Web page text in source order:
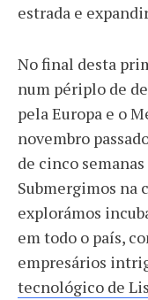
estrada e
No final desta
num périplo de
pela Europa e o
novembro
de cinco
Submergimos na
explorámos
em todo o país,
empresários
tecnológico de